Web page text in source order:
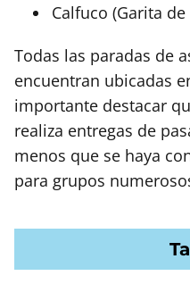
Calfuco (Garita
Todas las paradas de
encuentran ubicadas
importante destacar
realiza entregas de
menos que se haya
para grupos